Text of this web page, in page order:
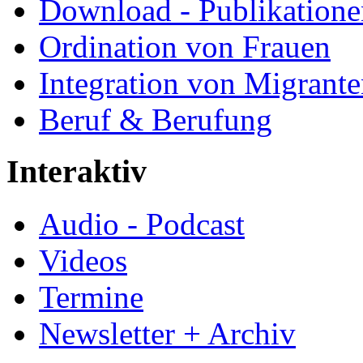
Download -
Ordination von Frauen
Integration von
Beruf & Berufung
Interaktiv
Audio - Podcast
Videos
Termine
Newsletter + Archiv